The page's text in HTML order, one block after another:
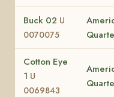
Buck 02 U
0070075
Cotton Eye
1 U
0069843